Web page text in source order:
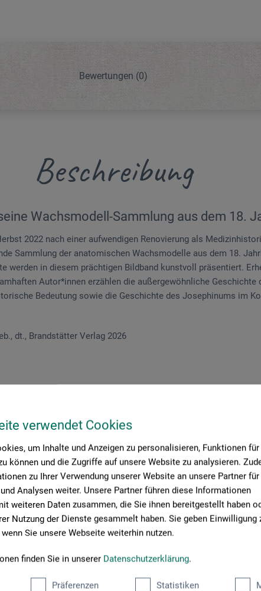
verwendet Cookies
um Inhalte und Anzeigen zu personalisieren, Funktionen
können und die Zugriffe auf unsere Website zu analysieren.
zu Ihrer Verwendung unserer Website an unsere Partner
Analysen weiter. Unsere Partner führen diese Informationen
weiteren Daten zusammen, die Sie ihnen bereitgestellt haben
Nutzung der Dienste gesammelt haben. Sie geben Einwilligung
Sie unsere Webseite weiterhin nutzen.
finden Sie in unserer Datenschutzerklärung.
Präferenzen Statistiken
Bewertungen (0)
Beschreibung
Wachsmodell-Sammlung aus dem 18.
2022 nach einer aufwendigen Renovierung als
Sammlung der anatomischen Wachsmodelle aus dem 18.
werden in diesem prächtigen Bildband kunstvoll präsentiert.
Autor*innen erzählen die außergewöhnliche Geschichte
Bedeutung sowie die Geschichte des Josephinums im
dt., Brandstätter Verlag 2026
(0)
Schreiben Sie die erste Bewertung zu diesem Produkt